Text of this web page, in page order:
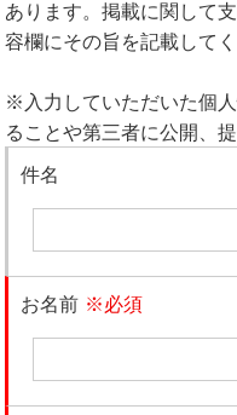
あります。掲載に関して
容欄にその旨を記載してく
※入力していただいた個
ることや第三者に公開、
件名
お名前 ※必須